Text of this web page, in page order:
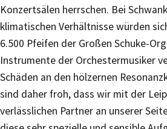
Konzertsälen herrschen. Bei
klimatischen Verhältnisse würden
6.500 Pfeifen der Großen Schuke-
Instrumente der Orchestermusiker
Schäden an den hölzernen
sind daher froh, dass wir mit der
verlässlichen Partner an unserer